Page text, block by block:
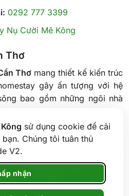
sử dụng cookie để cải
Chúng tôi tuân thủ
V2.
nhận
0292 777 3399
Nụ Cười Mê Kông
Thơ
Thơmang thiết kế kiến trúc
gây ấn tượng với hệ
bao gồm những ngôi nhà